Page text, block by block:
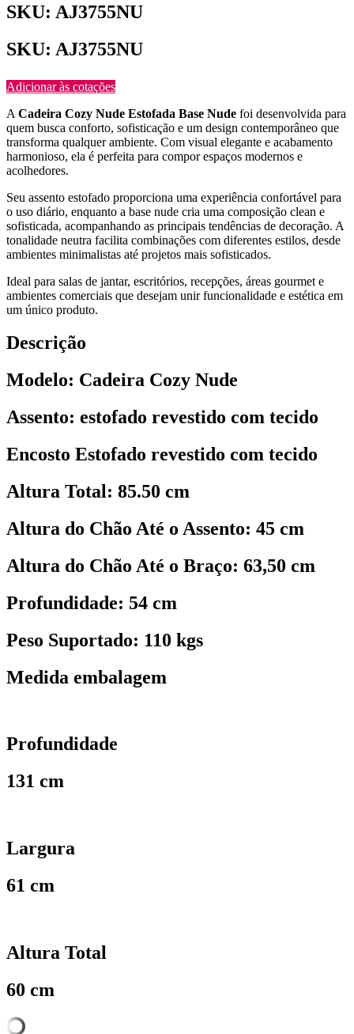
SKU: AJ3755NU
SKU: AJ3755NU
Adicionar às cotações
A Cadeira Cozy Nude Estofada Base Nude foi desenvolvida para
quem busca conforto, sofisticação e um design contemporâneo que
transforma qualquer ambiente. Com visual elegante e acabamento
harmonioso, ela é perfeita para compor espaços modernos e
acolhedores.
Seu assento estofado proporciona uma experiência confortável para
o uso diário, enquanto a base nude cria uma composição clean e
sofisticada, acompanhando as principais tendências de decoração. A
tonalidade neutra facilita combinações com diferentes estilos, desde
ambientes minimalistas até projetos mais sofisticados.
Ideal para salas de jantar, escritórios, recepções, áreas gourmet e
ambientes comerciais que desejam unir funcionalidade e estética em
um único produto.
Descrição
Modelo: Cadeira Cozy Nude
Assento: estofado revestido com tecido
Encosto Estofado revestido com tecido
Altura Total: 85.50 cm
Altura do Chão Até o Assento: 45 cm
Altura do Chão Até o Braço: 63,50 cm
Profundidade: 54 cm
Peso Suportado: 110 kgs
Medida embalagem
Profundidade
131 cm
Largura
61 cm
Altura Total
60 cm